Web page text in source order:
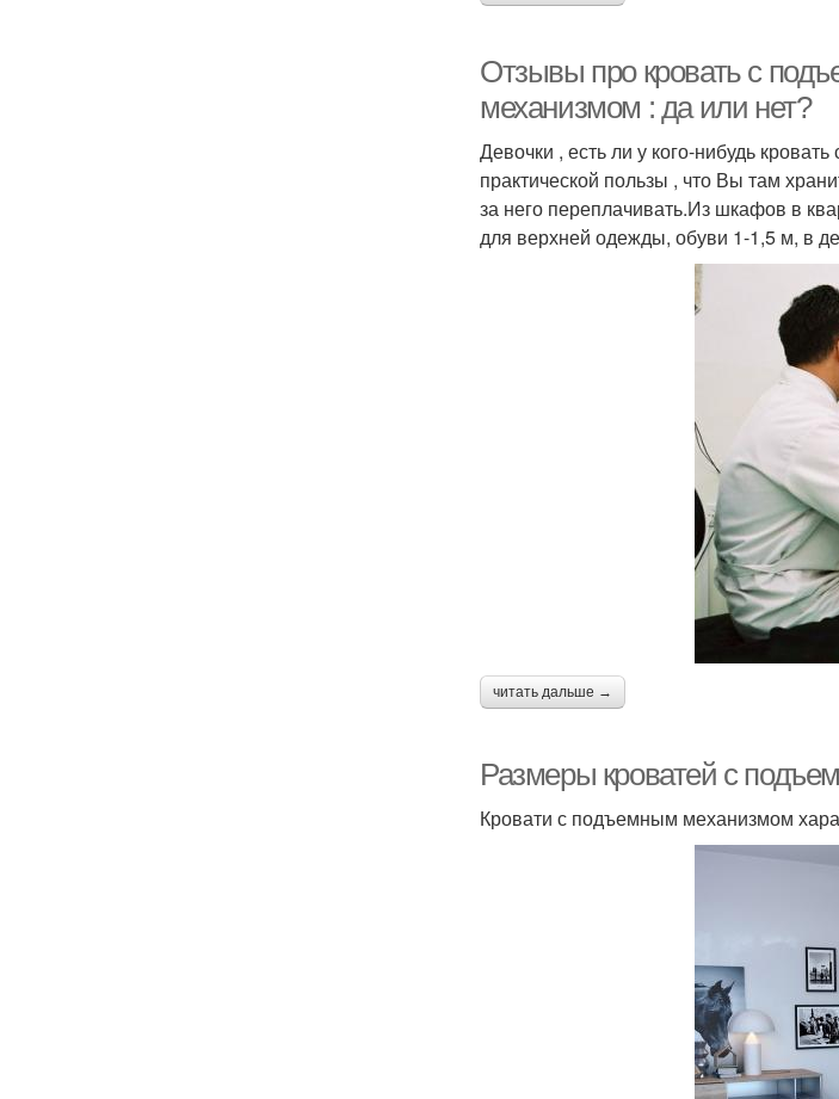
Отзывы про кровать с
механизмом : да или нет?
Девочки , есть ли у кого-нибудь
практической пользы , что Вы там
за него переплачивать.Из шкафов в
для верхней одежды, обуви 1-1,5 м, в
читать дальше →
Размеры кроватей с
Кровати с подъемным механизмом